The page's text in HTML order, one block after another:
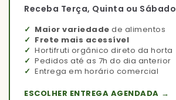
Receba Terça, Quinta ou Sábado
Maior variedade de alimentos
Frete mais acessível
Hortifruti orgânico direto da horta
Pedidos até as 7h do dia anterior
Entrega em horário comercial
ESCOLHER ENTREGA AGENDADA →